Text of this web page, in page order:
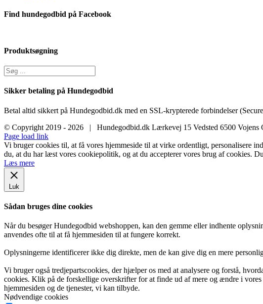
Find hundegodbid på Facebook
Produktsøgning
Sikker betaling på Hundegodbid
Betal altid sikkert på Hundegodbid.dk med en SSL-krypterede forbindelser
© Copyright 2019 - 2026 | Hundegodbid.dk Lærkevej 15 Vedsted 6500 Vojens
Facebook
Instagram
E-
mail
Page load link
Vi bruger cookies til, at få vores hjemmeside til at virke ordentligt, personalisere
du, at du har læst vores cookiepolitik, og at du accepterer vores brug af cookies.
Læs mere
Luk
Sådan bruges dine cookies
Når du besøger Hundegodbid webshoppen, kan den gemme eller indhente
anvendes ofte til at få hjemmesiden til at fungere korrekt.
Oplysningerne identificerer ikke dig direkte, men de kan give dig en mere
Vi bruger også tredjepartscookies, der hjælper os med at analysere og forstå,
cookies. Klik på de forskellige overskrifter for at finde ud af mere og ændre i
hjemmesiden og de tjenester, vi kan tilbyde.
Nødvendige cookies